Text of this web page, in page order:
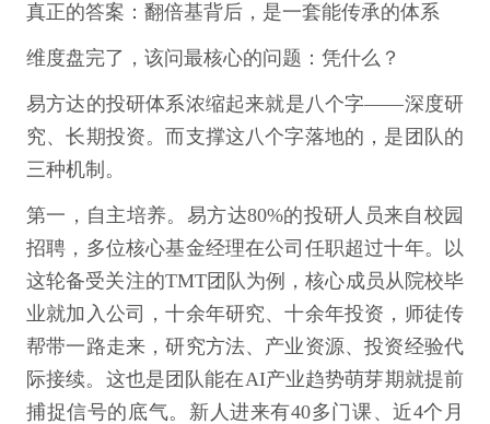
真正的答案：翻倍基背后，是一套能传承的体系
维度盘完了，该问最核心的问题：凭什么？
易方达的投研体系浓缩起来就是八个字——深度研
究、长期投资。而支撑这八个字落地的，是团队的
三种机制。
第一，自主培养。易方达80%的投研人员来自校园
招聘，多位核心基金经理在公司任职超过十年。以
这轮备受关注的TMT团队为例，核心成员从院校毕
业就加入公司，十余年研究、十余年投资，师徒传
帮带一路走来，研究方法、产业资源、投资经验代
际接续。这也是团队能在AI产业趋势萌芽期就提前
捕捉信号的底气。新人进来有40多门课、近4个月